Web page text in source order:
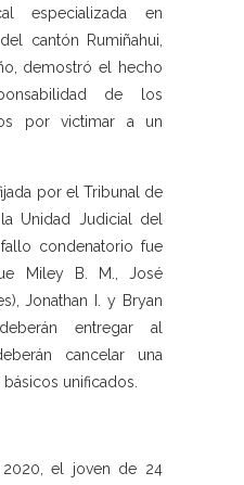
especializada en
cantón Rumiñahui,
demostró el hecho
de los
por victimar a un
por el Tribunal de
Unidad Judicial del
condenatorio fue
Miley B. M., José
Jonathan I. y Bryan
entregar al
cancelar una
unificados.
el joven de 24